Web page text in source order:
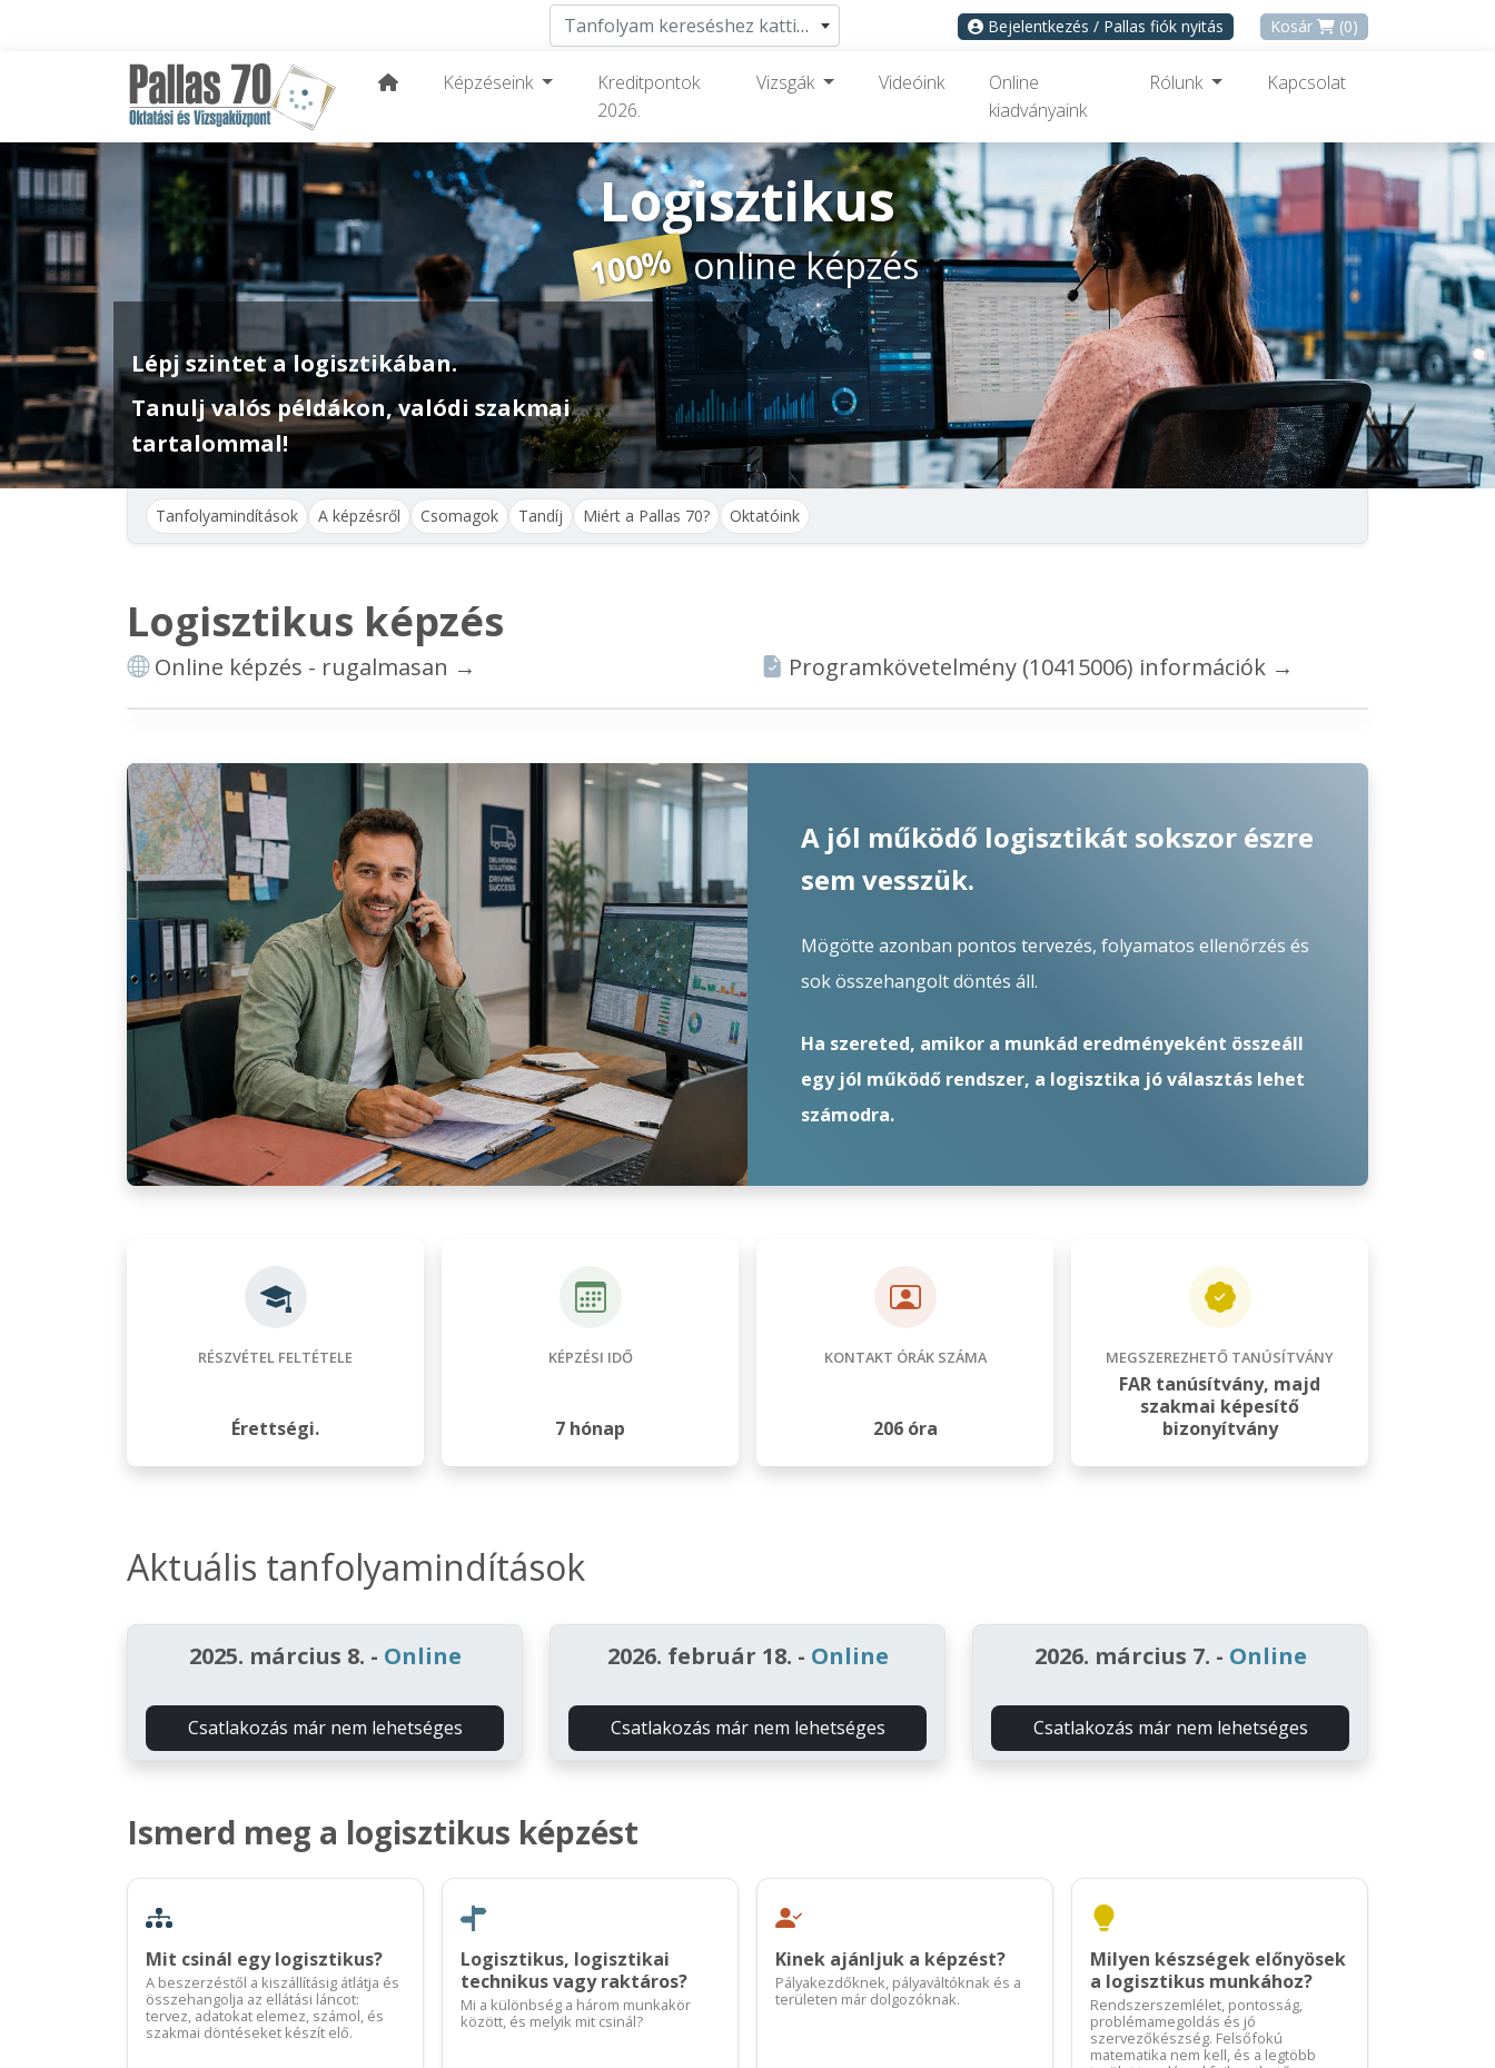
Tanfolyam kereséshez kattints ide Bejelentkezés / Pallas fiók nyitás Kosár (0)
Képzéseink
Kreditpontok
2026.
Vizsgák Videóink
Online
kiadványaink
Rólunk Kapcsolat
Logisztikus
100% online képzés
Lépj szintet a logisztikában.
Tanulj valós példákon, valódi szakmai
tartalommal!
Tanfolyamindítások A képzésről Csomagok Tandíj Miért a Pallas 70? Oktatóink
Logisztikus képzés
Online képzés - rugalmasan → Programkövetelmény (10415006) információk →
A jól működő logisztikát sokszor észre
sem vesszük.
Mögötte azonban pontos tervezés, folyamatos ellenőrzés és
sok összehangolt döntés áll.
Ha szereted, amikor a munkád eredményeként összeáll
egy jól működő rendszer, a logisztika jó választás lehet
számodra.
RÉSZVÉTEL FELTÉTELE
Érettségi.
KÉPZÉSI IDŐ
7 hónap
KONTAKT ÓRÁK SZÁMA
206 óra
MEGSZEREZHETŐ TANÚSÍTVÁNY
FAR tanúsítvány, majd
szakmai képesítő
bizonyítvány
Aktuális tanfolyamindítások
2025. március 8. - Online
Csatlakozás már nem lehetséges
2026. február 18. - Online
Csatlakozás már nem lehetséges
2026. március 7. - Online
Csatlakozás már nem lehetséges
Ismerd meg a logisztikus képzést
Mit csinál egy logisztikus?
A beszerzéstől a kiszállításig átlátja és
összehangolja az ellátási láncot:
tervez, adatokat elemez, számol, és
szakmai döntéseket készít elő.
Logisztikus, logisztikai
technikus vagy raktáros?
Mi a különbség a három munkakör
között, és melyik mit csinál?
Kinek ajánljuk a képzést?
Pályakezdőknek, pályaváltóknak és a
területen már dolgozóknak.
Milyen készségek előnyösek
a logisztikus munkához?
Rendszerszemlélet, pontosság,
problémamegoldás és jó
szervezőkészség. Felsőfokú
matematika nem kell, és a legtöbb